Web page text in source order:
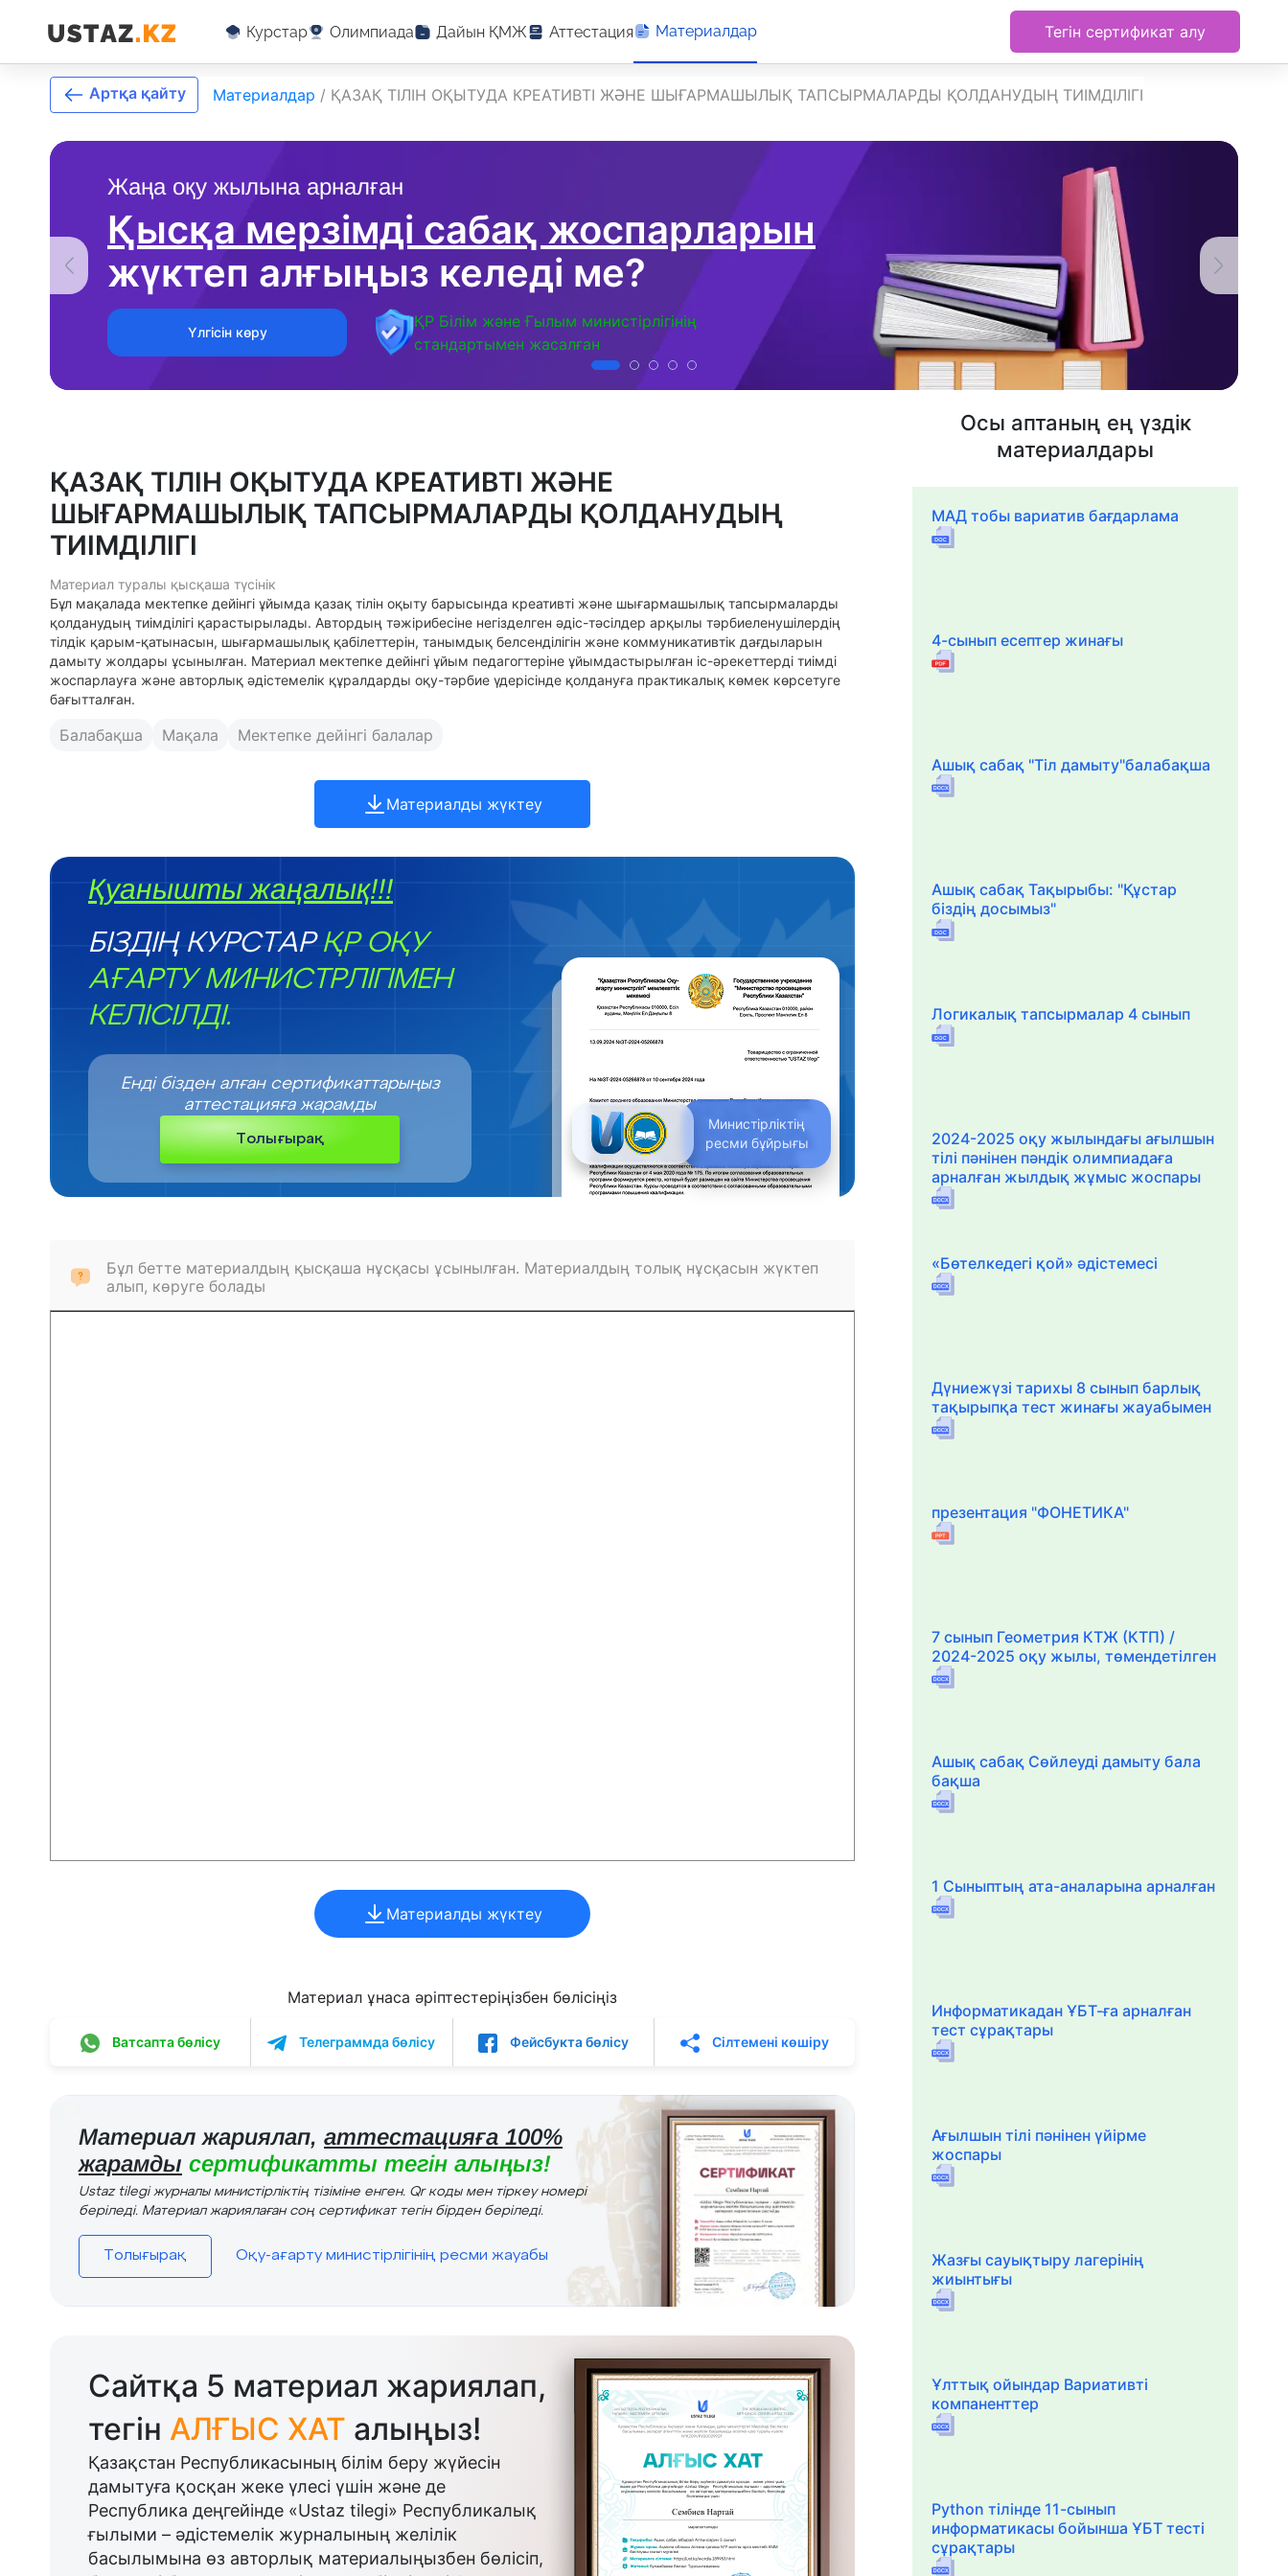
Курстар Олимпиада Дайын ҚМЖ Аттестация Материалдар Тегін сертификат алу
Жаңа оқу жылына арналған
Қысқа мерзімді сабақ жоспарларын
жүктеп алғыңыз келеді ме?
Үлгісін көру
ҚР Білім және Ғылым министірлігінің
стандартымен жасалған
Артқа қайту Материалдар / ҚАЗАҚ ТІЛІН ОҚЫТУДА КРЕАТИВТІ ЖӘНЕ ШЫҒАРМАШЫЛЫҚ ТАПСЫРМАЛАРДЫ ҚОЛДАНУДЫҢ ТИІМДІЛІГІ
ҚАЗАҚ ТІЛІН ОҚЫТУДА КРЕАТИВТІ ЖӘНЕ
ШЫҒАРМАШЫЛЫҚ ТАПСЫРМАЛАРДЫ ҚОЛДАНУДЫҢ
ТИІМДІЛІГІ
Материал туралы қысқаша түсінік
Бұл мақалада мектепке дейінгі ұйымда қазақ тілін оқыту барысында креативті және шығармашылық тапсырмаларды
қолданудың тиімділігі қарастырылады. Автордың тәжірибесіне негізделген әдіс-тәсілдер арқылы тәрбиеленушілердің
тілдік қарым-қатынасын, шығармашылық қабілеттерін, танымдық белсенділігін және коммуникативтік дағдыларын
дамыту жолдары ұсынылған. Материал мектепке дейінгі ұйым педагогтеріне ұйымдастырылған іс-әрекеттерді тиімді
жоспарлауға және авторлық әдістемелік құралдарды оқу-тәрбие үдерісінде қолдануға практикалық көмек көрсетуге
бағытталған.
Балабақша Мақала Мектепке дейінгі балалар
Материалды жүктеу
Қуанышты жаңалық!!!
БІЗДІҢ КУРСТАР ҚР ОҚУ
АҒАРТУ МИНИСТРЛІГІМЕН
КЕЛІСІЛДІ.
Министірліктің
ресми бұйрығы
Енді бізден алған сертификаттарыңыз
аттестацияға жарамды
Толығырақ
Бұл бетте материалдың қысқаша нұсқасы ұсынылған. Материалдың толық нұсқасын жүктеп
алып, көруге болады
Материалды жүктеу
Материал ұнаса әріптестеріңізбен бөлісіңіз
Ватсапта бөлісу Телеграммда бөлісу Фейсбукта бөлісу Сілтемені көшіру
Материал жариялап, аттестацияға 100%
жарамды сертификатты тегін алыңыз!
Ustaz tilegi журналы министірліктің тізіміне енген. Qr коды мен тіркеу номері
беріледі. Материал жариялаған соң сертификат тегін бірден беріледі.
Толығырақ Оқу-ағарту министірлігінің ресми жауабы
Сайтқа 5 материал жариялап,
тегін АЛҒЫС ХАТ алыңыз!
Қазақстан Республикасының білім беру жүйесін
дамытуға қосқан жеке үлесі үшін және де
Республика деңгейінде «Ustaz tilegi» Республикалық
ғылыми – әдістемелік журналының желілік
басылымына өз авторлық материалыңызбен бөлісіп,
Осы аптаның ең үздік
материалдары
МАД тобы вариатив бағдарлама
4-сынып есептер жинағы
Ашық сабақ "Тіл дамыту"балабақша
Ашық сабақ Тақырыбы: "Құстар
біздің досымыз"
Логикалық тапсырмалар 4 сынып
2024-2025 оқу жылындағы ағылшын
тілі пәнінен пәндік олимпиадаға
арналған жылдық жұмыс жоспары
«Бөтелкедегі қой» әдістемесі
Дүниежүзі тарихы 8 сынып барлық
тақырыпқа тест жинағы жауабымен
презентация "ФОНЕТИКА"
7 сынып Геометрия КТЖ (КТП) /
2024-2025 оқу жылы, төмендетілген
Ашық сабақ Сөйлеуді дамыту бала
бақша
1 Сыныптың ата-аналарына арналған
Информатикадан ҰБТ-ға арналған
тест сұрақтары
Ағылшын тілі пәнінен үйірме
жоспары
Жазғы сауықтыру лагерінің
жиынтығы
Ұлттық ойындар Вариативті
компаненттер
Python тілінде 11-сынып
информатикасы бойынша ҰБТ тесті
сұрақтары